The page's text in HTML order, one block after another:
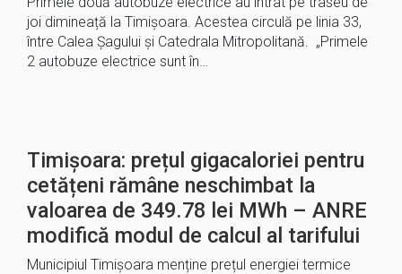
joi dimineață la Timișoara. Acestea circulă pe linia 33,
între Calea Șagului și Catedrala Mitropolitană. „Primele
2 autobuze electrice sunt în…
Timișoara: prețul gigacaloriei pentru
cetățeni rămâne neschimbat la
valoarea de 349.78 lei MWh – ANRE
modifică modul de calcul al tarifului
Municipiul Timișoara menține prețul energiei termice